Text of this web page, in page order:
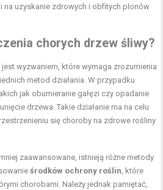
uzyskanie zdrowych i obfitych plonów
chorych drzew śliwy?
wyzwaniem, które wymaga zrozumienia
metod działania. W przypadku
jak obumieranie gałęzi czy opadanie
drzewa. Takie działanie ma na celu
się choroby na zdrowe rośliny
zaawansowane, istnieją różne metody
środków ochrony roślin, które
chorobami. Należy jednak pamiętać,